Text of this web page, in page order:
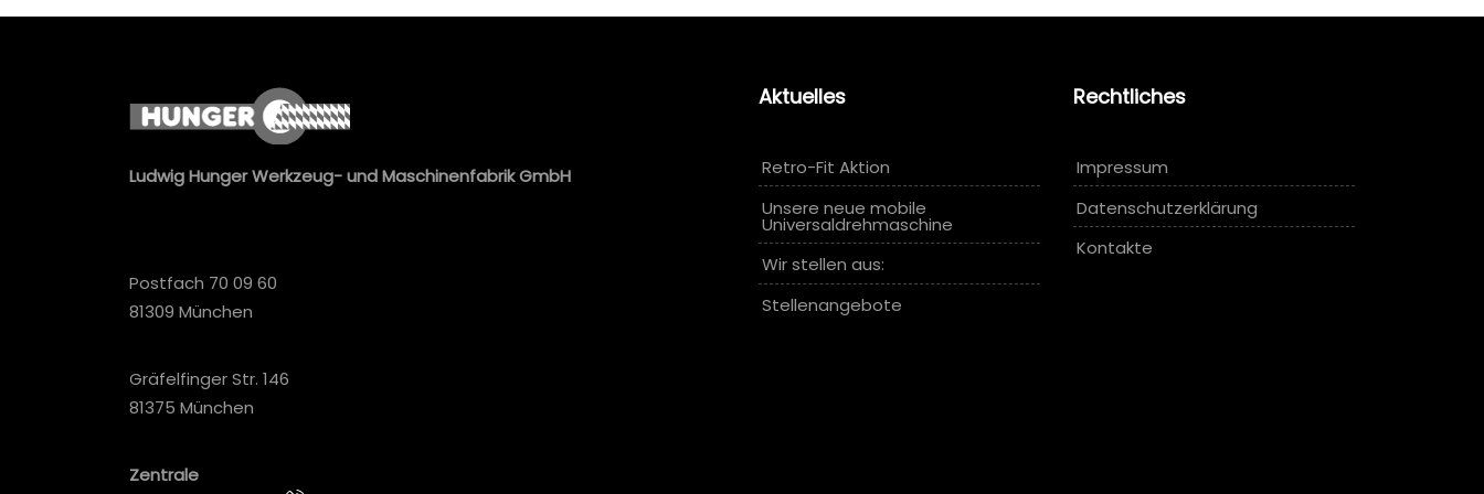
Ludwig Hunger Werkzeug- und Maschinenfabrik GmbH
Postfach 70 09 60
81309 München
Gräfelfinger Str. 146
81375 München
Zentrale
Aktuelles
Retro-Fit Aktion
Unsere neue mobile
Universaldrehmaschine
Wir stellen aus:
Stellenangebote
Rechtliches
Impressum
Datenschutzerklärung
Kontakte